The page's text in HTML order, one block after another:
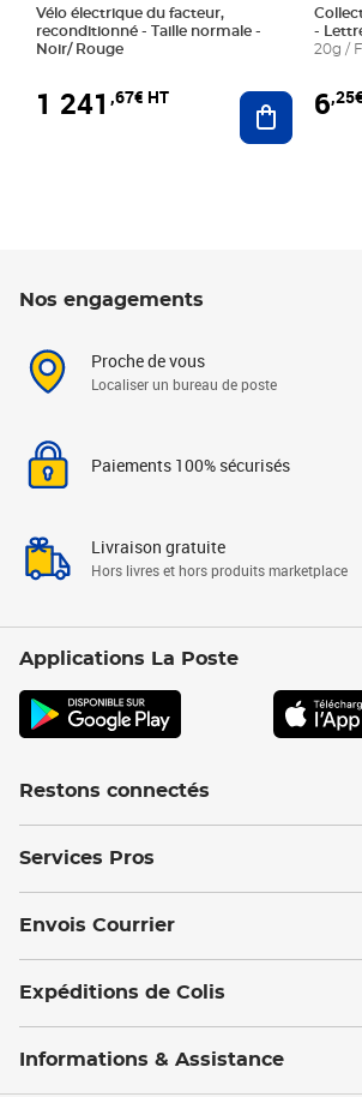
Vélo électrique du facteur,
reconditionné - Taille normale -
Noir/ Rouge
1 241 ,67€ HT Ajouter au
-
20g /
6
Nos engagements
Proche de vous
Localiser un bureau de poste
Paiements 100% sécurisés
Livraison gratuite
Hors livres et hors produits marketplace
Applications La Poste
Restons connectés
Services Pros
Envois Courrier
Expéditions de Colis
Informations & Assistance